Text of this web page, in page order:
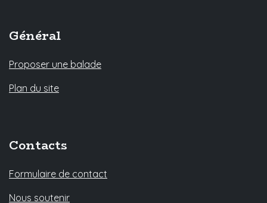
Général
Proposer une balade
Plan du site
Contacts
Formulaire de contact
Nous soutenir